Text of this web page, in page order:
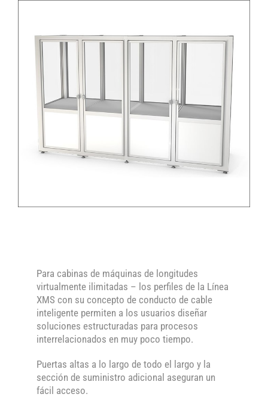
Para cabinas de máquinas de longitudes
virtualmente ilimitadas – los perfiles de la Línea
XMS con su concepto de conducto de cable
inteligente permiten a los usuarios diseñar
soluciones estructuradas para procesos
interrelacionados en muy poco tiempo.
Puertas altas a lo largo de todo el largo y la
sección de suministro adicional aseguran un
fácil acceso.